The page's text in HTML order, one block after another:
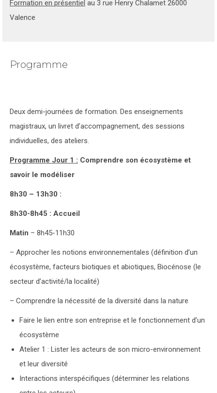
Formation en présentiel au 3 rue Henry Chalamet 26000
Valence
Programme
Deux demi-journées de formation. Des enseignements
magistraux, un livret d’accompagnement, des sessions
individuelles, des ateliers.
Programme Jour 1 : Comprendre son écosystème et
savoir le modéliser
8h30 – 13h30 :
8h30-8h45 : Accueil
Matin – 8h45-11h30
– Approcher les notions environnementales (définition d’un
écosystème, facteurs biotiques et abiotiques, Biocénose (le
secteur d’activité/la localité)
– Comprendre la nécessité de la diversité dans la nature
Faire le lien entre son entreprise et le fonctionnement d’un
écosystème
Atelier 1 : Lister les acteurs de son micro-environnement
et leur diversité
Interactions interspécifiques (déterminer les relations